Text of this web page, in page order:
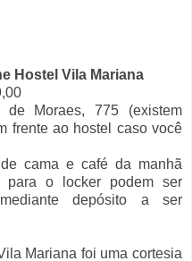
Hostel Vila Mariana
de Moraes, 775 (existem
frente ao hostel caso você
cama e café da manhã
para o locker podem ser
depósito a ser
Mariana foi uma cortesia